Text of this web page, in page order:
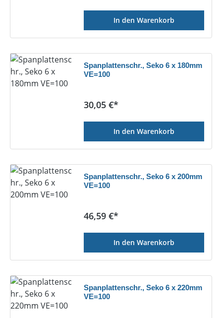
In den Warenkorb
Spanplattenschr., Seko 6 x 180mm
VE=100
Regulärer Preis:
30,05 €*
In den Warenkorb
Spanplattenschr., Seko 6 x 200mm
VE=100
Regulärer Preis:
46,59 €*
In den Warenkorb
Spanplattenschr., Seko 6 x 220mm
VE=100